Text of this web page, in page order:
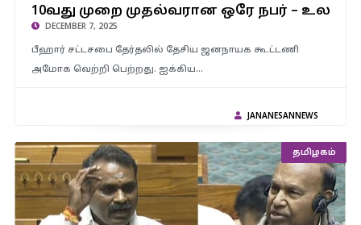
10வது முறை முதல்வரான ஒரே நபர் – உலக சாதனை புத்தகத்தில்
இடம்பிடித்தார் நிதிஷ்குமார்..!
10வது முறை முதல்வரான ஒரே நபர் – உலக…
DECEMBER 7, 2025
பீஹார் சட்டசபை தேர்தலில் தேசிய ஜனநாயக கூ.ட்டணி
அமோக வெற்றி பெற்றது. ஐக்கிய…
JANANESANNEWS
அரசியல்
தமிழகம்